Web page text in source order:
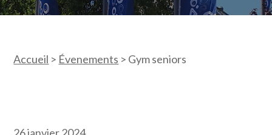
Accueil > Évenements > Gym seniors